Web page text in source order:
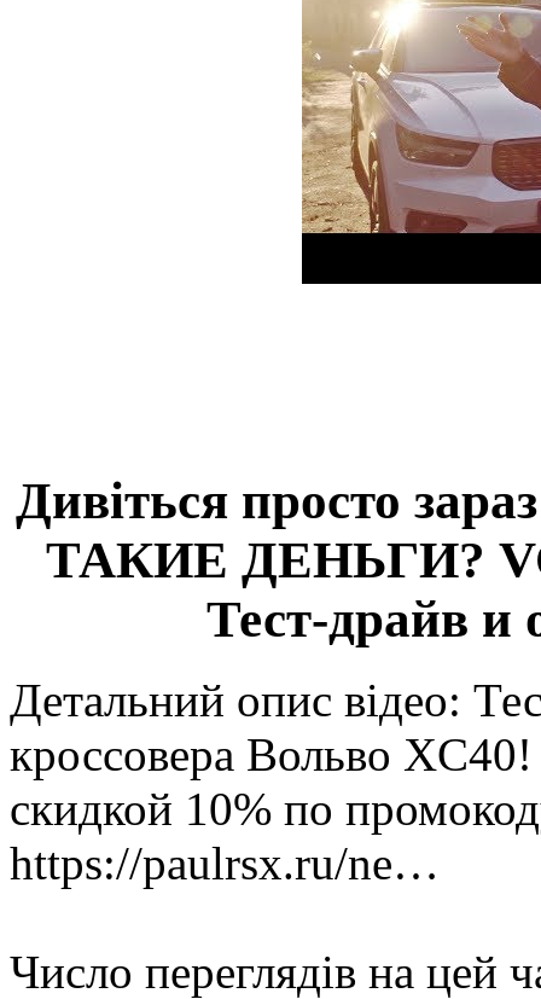
Дивіться просто
ТАКИЕ ДЕНЬГИ?
Тест-драйв и
Детальний опис відео:
кроссовера Вольво
скидкой 10% по
https://paulrsx.ru/ne…
Число переглядів на цей